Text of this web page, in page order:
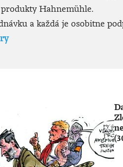
Hahnemühle.
a každá je osobitne